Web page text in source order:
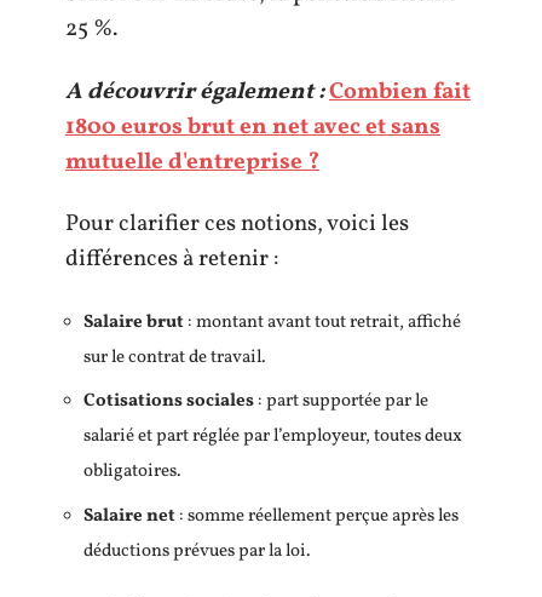
25 %.
A découvrir également :Combien fait
1800 euros brut en net avec et sans
mutuelle d'entreprise ?
Pour clarifier ces notions, voici les
différences à retenir :
Salaire brut: montant avant tout retrait, affiché
sur le contrat de travail.
Cotisations sociales: part supportée par le
salarié et part réglée par l’employeur, toutes deux
obligatoires.
Salaire net: somme réellement perçue après les
déductions prévues par la loi.